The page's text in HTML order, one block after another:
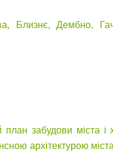
Близнє, Дембно,
план забудови міста
архітектурою